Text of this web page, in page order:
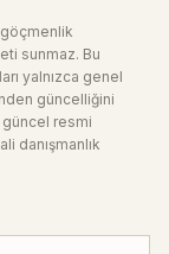
göçmenlik
sunmaz. Bu
yalnızca genel
güncelliğini
resmi
danışmanlık